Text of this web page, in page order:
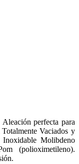
Aleación perfecta para
Vaciados y
Molibdeno
(polioximetileno).